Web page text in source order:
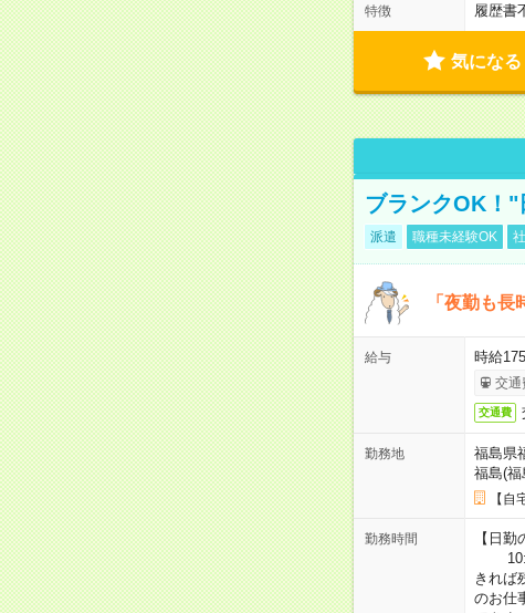
特徴 履歴書
気になる
ブランクOK！"
派遣 職種未経験OK
「夜勤も
給与 時給
交通
交通費
勤務地
福島県
福島(福
【
勤務時間
【日
10:00
きれば
のお仕